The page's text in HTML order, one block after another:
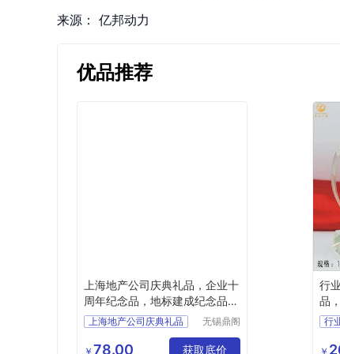
来源： 亿邦动力
优品推荐
上海地产公司庆典礼品，企业十
周年纪念品，地标建成纪念品，
上海商会成立纪念品
上海地产公司庆典礼品
地标建成纪念品
无锡鼎阁
限公司
￥ 78.00 获取底价
行
品
行
公
￥